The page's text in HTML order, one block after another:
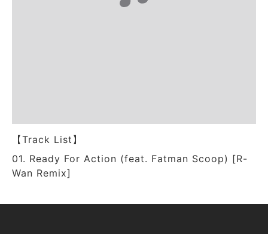
【Track List】
01. Ready For Action (feat. Fatman Scoop) [R-
Wan Remix]